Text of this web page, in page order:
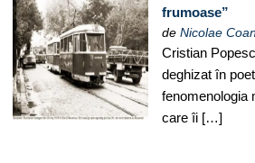
frumoase”
deNicolae
Cristian
deghizat în
fenomenologia
care îi […]